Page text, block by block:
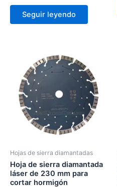
Seguir leyendo
Hojas de sierra diamantadas
Hoja de sierra diamantada
láser de 230 mm para
cortar hormigón